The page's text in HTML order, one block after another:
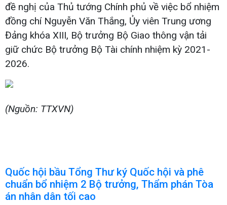
đề nghị của Thủ tướng Chính phủ về việc bổ nhiệm
đồng chí Nguyễn Văn Thắng, Ủy viên Trung ương
Đảng khóa XIII, Bộ trưởng Bộ Giao thông vận tải
giữ chức Bộ trưởng Bộ Tài chính nhiệm kỳ 2021-
2026.
(Nguồn: TTXVN)
Quốc hội bầu Tổng Thư ký Quốc hội và phê
chuẩn bổ nhiệm 2 Bộ trưởng, Thẩm phán Tòa
án nhân dân tối cao